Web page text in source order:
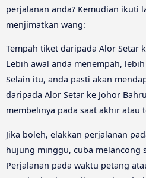
perjalanan anda? Kemudian ikuti
menjimatkan wang:
Tempah tiket daripada Alor Setar
Lebih awal anda menempah,
Selain itu, anda pasti akan
daripada Alor Setar ke Johor
membelinya pada saat akhir atau
Jika boleh, elakkan perjalanan
hujung minggu, cuba melancong
Perjalanan pada waktu petang